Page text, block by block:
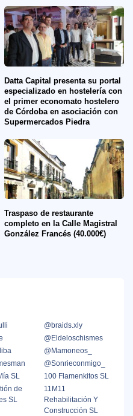
Datta Capital presenta su portal
especializado en hostelería con
el primer economato hostelero
de Córdoba en asociación con
Supermercados Piedra
Traspaso de restaurante
completo en la Calle Magistral
González Francés (40.000€)
@braids.xly
@Eldeloschismes
@Mamoneos_
@Sonrieconmigo_
SL
100 Flamenkitos SL
de
SL
11M11
Rehabilitación Y
Construcción SL